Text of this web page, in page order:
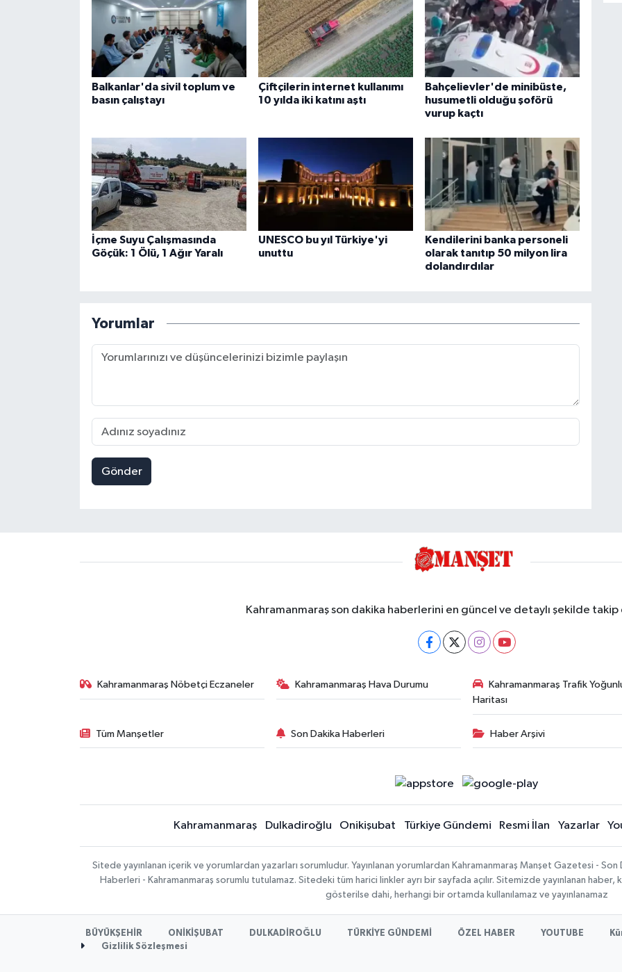
Balkanlar'da sivil toplum ve
basın çalıştayı
Çiftçilerin internet kullanımı
10 yılda iki katını aştı
Bahçelievler'de minibüste,
husumetli olduğu şoförü
vurup kaçtı
İçme Suyu Çalışmasında
Göçük: 1 Ölü, 1 Ağır Yaralı
UNESCO bu yıl Türkiye'yi
unuttu
Kendilerini banka personeli
olarak tanıtıp 50 milyon lira
dolandırdılar
Yorumlar
Gönder
Kahramanmaraş son dakika haberlerini en güncel ve detaylı şekilde
Kahramanmaraş Nöbetçi Eczaneler Kahramanmaraş Hava Durumu
Kahramanmaraş Trafik
Haritası
Tüm Manşetler Son Dakika Haberleri Haber Arşivi
Kahramanmaraş Dulkadiroğlu Onikişubat Türkiye Gündemi Resmi İlan Yazarlar
Sitede yayınlanan içerik ve yorumlardan yazarları sorumludur. Yayınlanan yorumlardan Kahramanmaraş Manşet Gazetesi -
Haberleri - Kahramanmaraş sorumlu tutulamaz. Sitedeki tüm harici linkler ayrı bir sayfada açılır. Sitemizde yayınlanan haber,
gösterilse dahi, herhangi bir ortamda kullanılamaz ve yayınlanamaz
BÜYÜKŞEHİR ONİKİŞUBAT DULKADİROĞLU TÜRKİYE GÜNDEMİ ÖZEL HABER YOUTUBE
Gizlilik Sözleşmesi